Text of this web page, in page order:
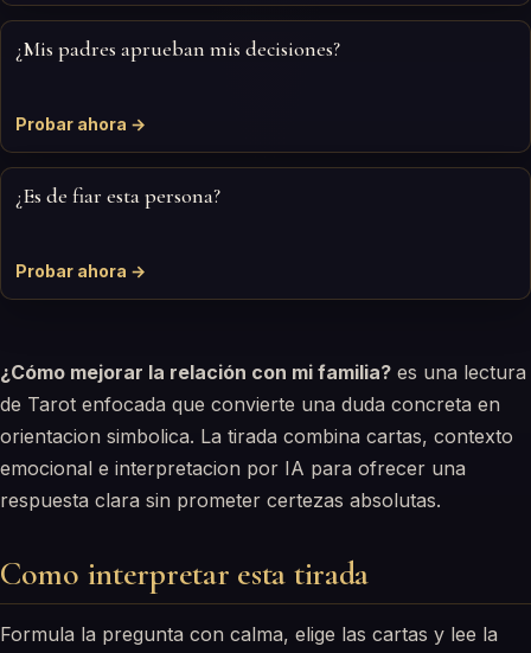
¿Mis padres aprueban mis decisiones?
Probar ahora →
¿Es de fiar esta persona?
Probar ahora →
¿Cómo mejorar la relación con mi familia? es una lectura
de Tarot enfocada que convierte una duda concreta en
orientacion simbolica. La tirada combina cartas, contexto
emocional e interpretacion por IA para ofrecer una
respuesta clara sin prometer certezas absolutas.
Como interpretar esta tirada
Formula la pregunta con calma, elige las cartas y lee la